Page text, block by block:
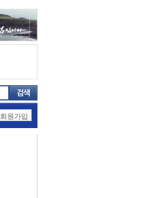
회원가입